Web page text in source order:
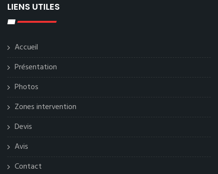
LIENS UTILES
Accueil
Présentation
Photos
Zones intervention
Devis
Avis
Contact